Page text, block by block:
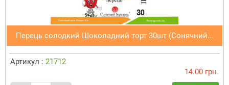
Перець солодкий Шоколадний торт 30шт (Сонячний...
Артикул : 21712
14.00 грн.